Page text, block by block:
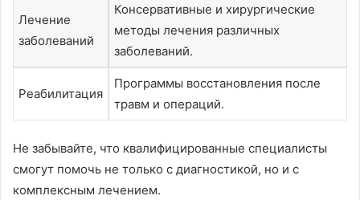
Лечение
заболеваний
Консервативные и хирургические
методы лечения различных
заболеваний.
Реабилитация
Программы восстановления после
травм и операций.
Не забывайте, что квалифицированные специалисты
смогут помочь не только с диагностикой, но и с
комплексным лечением.